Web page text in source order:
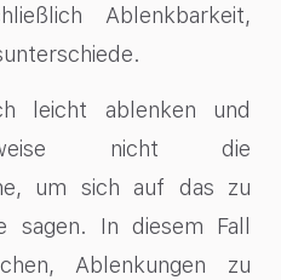
Ablenkbarkeit,
leicht ablenken und
nicht die
um sich auf das zu
sagen. In diesem Fall
Ablenkungen zu